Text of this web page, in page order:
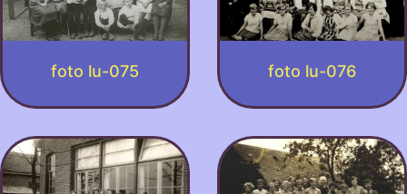
foto lu-075 foto lu-076